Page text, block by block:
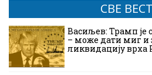
СВЕ
Васиљев: Трамп је
– може дати миг и
ликвидацију врха